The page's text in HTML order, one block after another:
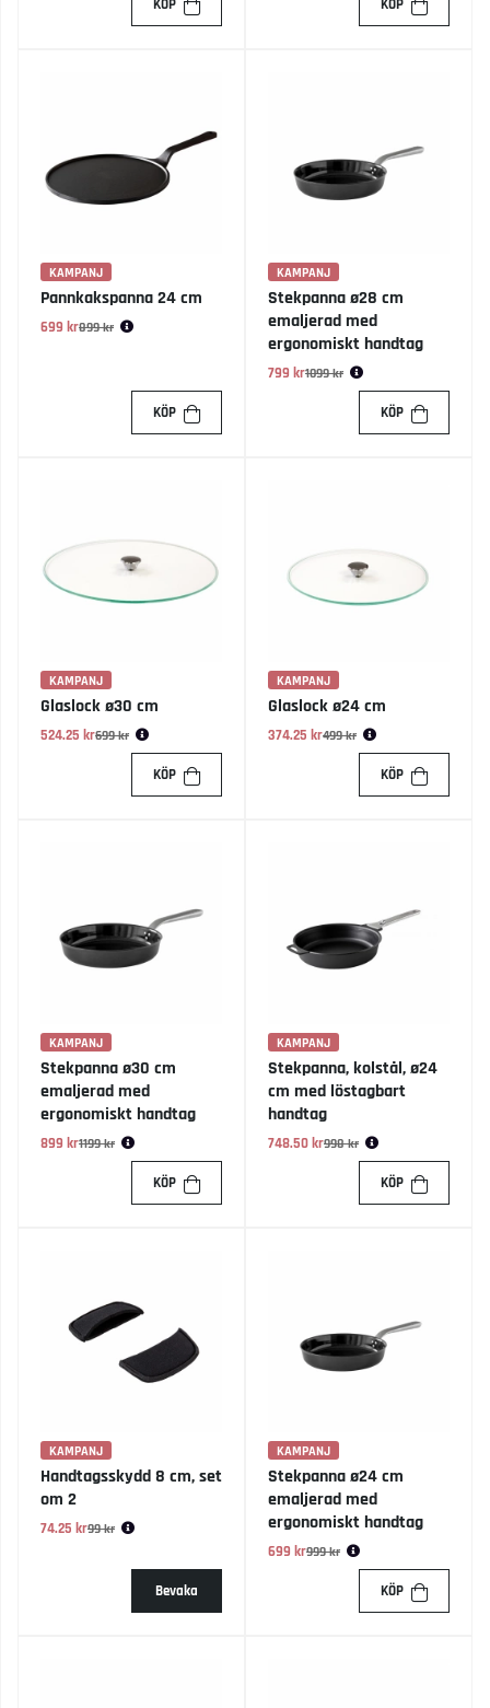
KÖP KÖP
KAMPANJ
Pannkakspanna 24 cm
699 kr
Ordinarie pris:
899 kr
KÖP
KAMPANJ
Stekpanna ø28 cm
emaljerad med
ergonomiskt handtag
799 kr
Ordinarie pris:
1099 kr
KÖP
KAMPANJ
Glaslock ø30 cm
524.25 kr
Ordinarie pris:
699 kr
KÖP
KAMPANJ
Glaslock ø24 cm
374.25 kr
Ordinarie pris:
499 kr
KÖP
KAMPANJ
Stekpanna ø30 cm
emaljerad med
ergonomiskt handtag
899 kr
Ordinarie pris:
1199 kr
KÖP
KAMPANJ
Stekpanna, kolstål, ø24
cm med löstagbart
handtag
748.50 kr
Ordinarie pris:
998 kr
KÖP
KAMPANJ
Handtagsskydd 8 cm, set
om 2
74.25 kr
Ordinarie pris:
99 kr
Bevaka
KAMPANJ
Stekpanna ø24 cm
emaljerad med
ergonomiskt handtag
699 kr
Ordinarie pris:
999 kr
KÖP